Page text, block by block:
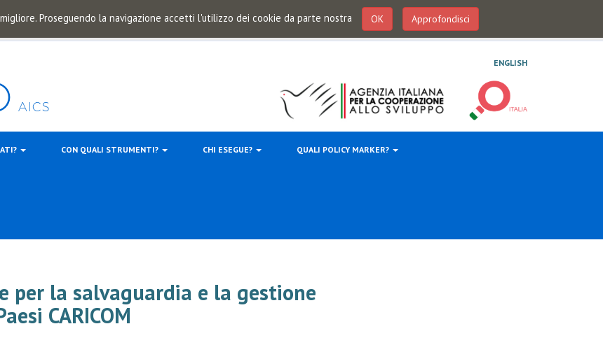
Proseguendo la navigazione accetti l'utilizzo dei cookie da parte nostra OK Approfondisci
ENGLISH
CON QUALI STRUMENTI? CHI ESEGUE? QUALI POLICY MARKER?
per la salvaguardia e la gestione
CARICOM